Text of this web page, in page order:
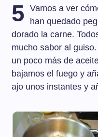
5
Vamos a ver
han quedado
dorado la carne.
mucho sabor al
un poco más de
bajamos el fuego y
ajo unos instantes y